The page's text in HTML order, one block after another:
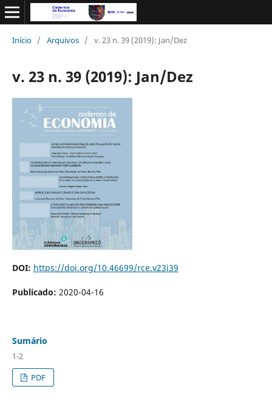
Início / Arquivos / v. 23 n. 39 (2019): Jan/Dez
v. 23 n. 39 (2019): Jan/Dez
DOI: https://doi.org/10.46699/rce.v23i39
Publicado: 2020-04-16
Sumário
1-2
PDF